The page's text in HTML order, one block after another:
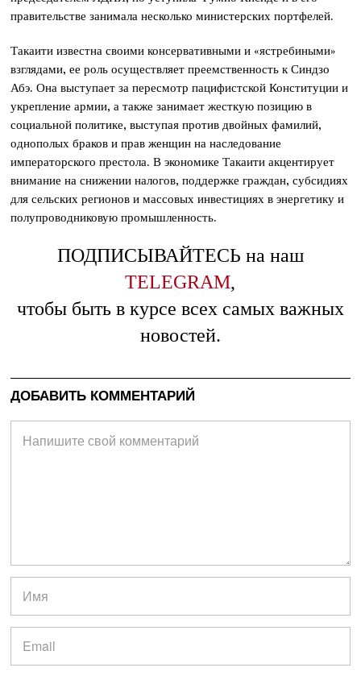
правительстве занимала несколько министерских портфелей.
Такаити известна своими консервативными и «ястребиными»
взглядами, ее роль осуществляет преемственность к Синдзо
Абэ. Она выступает за пересмотр пацифистской Конституции и
укрепление армии, а также занимает жесткую позицию в
социальной политике, выступая против двойных фамилий,
однополых браков и прав женщин на наследование
императорского престола. В экономике Такаити акцентирует
внимание на снижении налогов, поддержке граждан, субсидиях
для сельских регионов и массовых инвестициях в энергетику и
полупроводниковую промышленность.
ПОДПИСЫВАЙТЕСЬ на наш
TELEGRAM,
чтобы быть в курсе всех самых важных
новостей.
ДОБАВИТЬ КОММЕНТАРИЙ